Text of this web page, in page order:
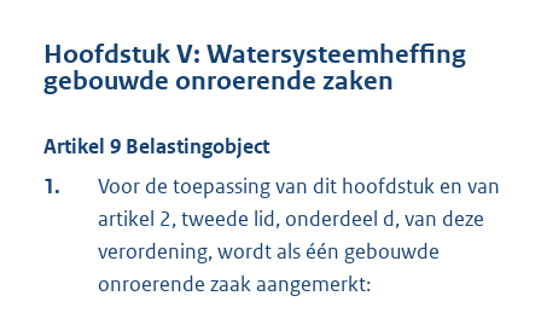
Hoofdstuk V: Watersysteemheffing
gebouwde onroerende zaken
Artikel 9 Belastingobject
1.
Voor de toepassing van dit hoofdstuk en van
artikel 2, tweede lid, onderdeel d, van deze
verordening, wordt als één gebouwde
onroerende zaak aangemerkt: